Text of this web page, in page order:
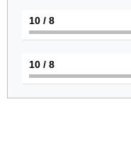
8
/ 10
8
/ 10